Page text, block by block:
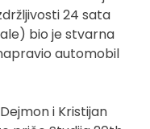
24 sata
bio je stvarna
automobil
i Kristijan